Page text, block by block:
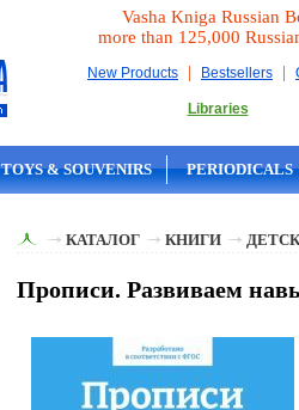
Vasha Kniga Russian
more than 125,000
New Products | Bestsellers |
Libraries
TOYS & SOUVENIRS PERIODICALS
КАТАЛОГ КНИГИ
Прописи. Развиваем